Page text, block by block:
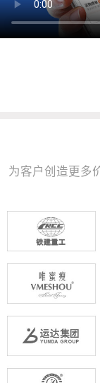
为客户创造更多